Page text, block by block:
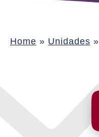
Home » Unidades »